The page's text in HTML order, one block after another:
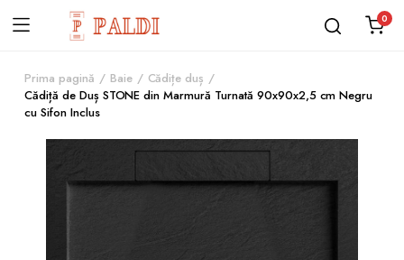
0
Prima pagină Baie
Cădițe duș
Cădiță de Duș STONE din Marmură Turnată 90x90x2,5 cm Negru
cu Sifon Inclus